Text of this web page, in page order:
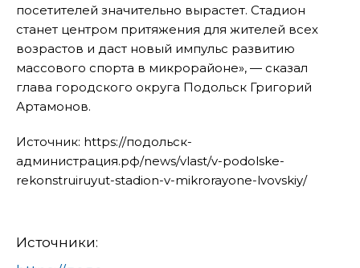
посетителей значительно вырастет. Стадион
станет центром притяжения для жителей всех
возрастов и даст новый импульс развитию
массового спорта в микрорайоне», — сказал
глава городского округа Подольск Григорий
Артамонов.
Источник: https://подольск-
администрация.рф/news/vlast/v-podolske-
rekonstruiruyut-stadion-v-mikrorayone-lvovskiy/
Источники: